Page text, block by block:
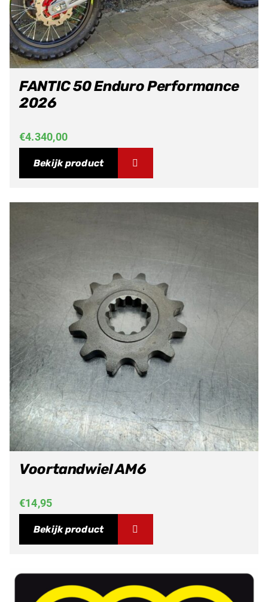
FANTIC 50 Enduro Performance
2026
€4.340,00
Bekijk product
Voortandwiel AM6
€14,95
Bekijk product